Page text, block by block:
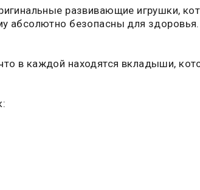
развивающие игрушки,
абсолютно безопасны для
в каждой находятся вкладыши,